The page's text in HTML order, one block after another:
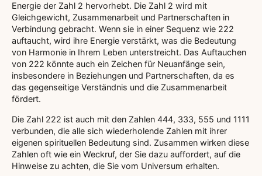
Energie der Zahl 2 hervorhebt. Die Zahl 2 wird mit
Gleichgewicht, Zusammenarbeit und Partnerschaften in
Verbindung gebracht. Wenn sie in einer Sequenz wie 222
auftaucht, wird ihre Energie verstärkt, was die Bedeutung
von Harmonie in Ihrem Leben unterstreicht. Das Auftauchen
von 222 könnte auch ein Zeichen für Neuanfänge sein,
insbesondere in Beziehungen und Partnerschaften, da es
das gegenseitige Verständnis und die Zusammenarbeit
fördert.
Die Zahl 222 ist auch mit den Zahlen 444, 333, 555 und 1111
verbunden, die alle sich wiederholende Zahlen mit ihrer
eigenen spirituellen Bedeutung sind. Zusammen wirken diese
Zahlen oft wie ein Weckruf, der Sie dazu auffordert, auf die
Hinweise zu achten, die Sie vom Universum erhalten.